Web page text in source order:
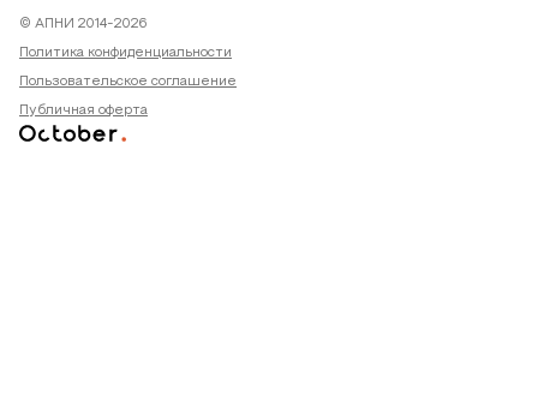
© АПНИ 2014-2026
Политика конфиденциальности
Пользовательское соглашение
Публичная оферта